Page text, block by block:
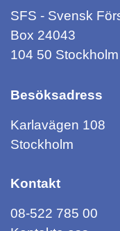
SFS - Svensk
Box 24043
104 50 Stockholm
Besöksadress
Karlavägen 108
Stockholm
Kontakt
08-522 785 00